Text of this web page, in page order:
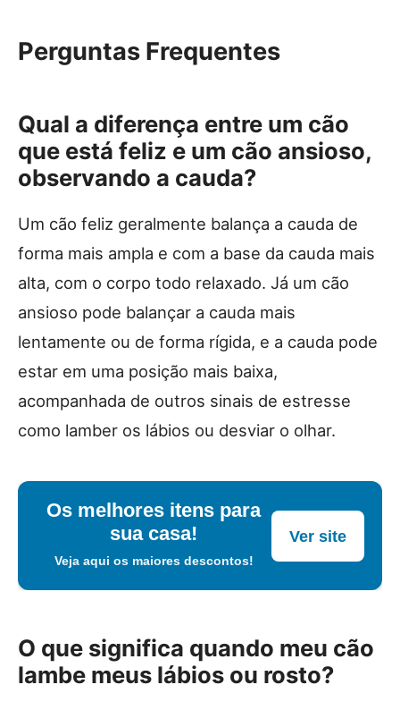
Perguntas Frequentes
Qual a diferença entre um cão
que está feliz e um cão ansioso,
observando a cauda?
Um cão feliz geralmente balança a cauda de
forma mais ampla e com a base da cauda mais
alta, com o corpo todo relaxado. Já um cão
ansioso pode balançar a cauda mais
lentamente ou de forma rígida, e a cauda pode
estar em uma posição mais baixa,
acompanhada de outros sinais de estresse
como lamber os lábios ou desviar o olhar.
Os melhores itens para
sua casa!
Veja aqui os maiores descontos!
Ver site
O que significa quando meu cão
lambe meus lábios ou rosto?